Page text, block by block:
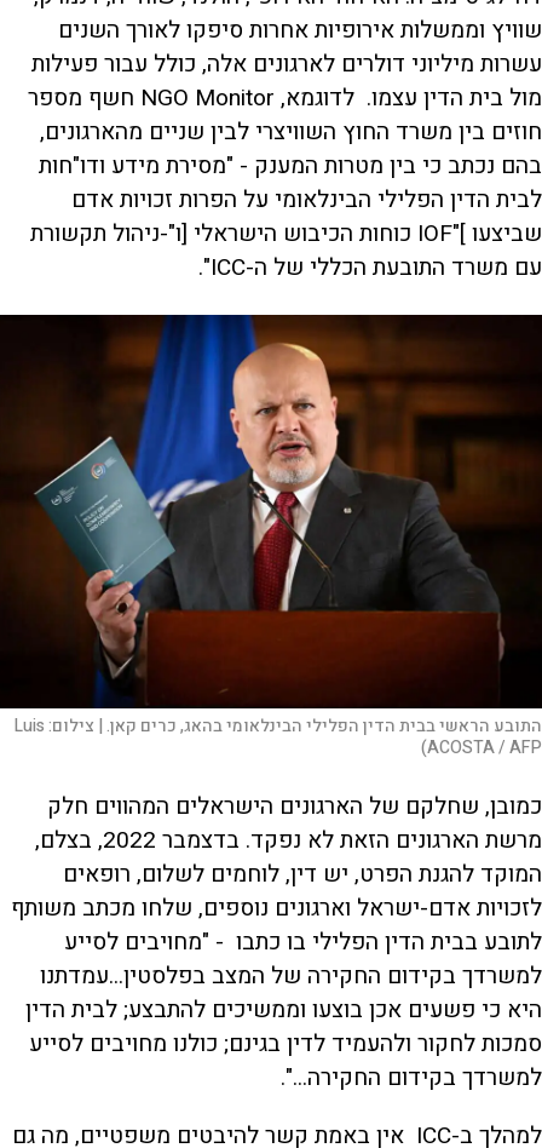
שוויץ וממשלות אירופיות אחרות סיפקו לאורך השנים
עשרות מיליוני דולרים לארגונים אלה, כולל עבור פעילות
מול בית הדין עצמו. לדוגמא, NGO Monitor חשף מספר
חוזים בין משרד החוץ השוויצרי לבין שניים מהארגונים,
בהם נכתב כי בין מטרות המענק - "מסירת מידע ודו"חות
לבית הדין הפלילי הבינלאומי על הפרות זכויות אדם
שביצעו ]"IOF כוחות הכיבוש הישראלי [ו"-ניהול תקשורת
עם משרד התובעת הכללי של ה-ICC".
התובע הראשי בבית הדין הפלילי הבינלאומי בהאג, כרים קאן. | צילום:Luis
ACOSTA / AFP)
כמובן, שחלקם של הארגונים הישראלים המהווים חלק
מרשת הארגונים הזאת לא נפקד. בדצמבר 2022, בצלם,
המוקד להגנת הפרט, יש דין, לוחמים לשלום, רופאים
לזכויות אדם-ישראל וארגונים נוספים, שלחו מכתב משותף
לתובע בבית הדין הפלילי בו כתבו - "מחויבים לסייע
למשרדך בקידום החקירה של המצב בפלסטין...עמדתנו
היא כי פשעים אכן בוצעו וממשיכים להתבצע; לבית הדין
סמכות לחקור ולהעמיד לדין בגינם; כולנו מחויבים לסייע
למשרדך בקידום החקירה...".
למהלך ב-ICC אין באמת קשר להיבטים משפטיים, מה גם